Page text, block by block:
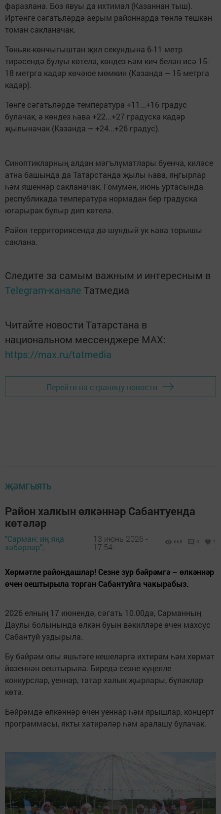
фаразлана. Боз явуы да ихтимал (Казаннан тыш).
Иртәнге сәгатьләрдә аерым районнарда төнлә төшкән
томан сакланачак.
Төньяк-көнчыгыштан җил секундына 6-11 метр
тирәсендә булуы көтелә, көндез һәм кич белән исә 15-
18 метрга кадәр көчәюе мөмкин (Казанда – 15 метрга
кадәр).
Төнге сәгатьләрдә температура +11...+16 градус
булачак, ә көндез һава +22...+27 градуска кадәр
җылыначак (Казанда – +24...+26 градус).
Синоптикларның алдан мәгълүматлары буенча, киләсе
атна башында да Татарстанда җылы һава, яңгырлар
һәм яшеннәр сакланачак. Гомумән, июнь уртасында
республикада температура нормадан бер градуска
югарырак булыр дип көтелә.
Район территориясендә дә шундый ук һава торышы
саклана.
Следите за самым важным и интересным в
Telegram-канале Татмедиа
Читайте новости Татарстана в
национальном мессенджере MАХ:
https://max.ru/tatmedia
Перейти на страницу новости
ҖӘМГЫЯТЬ
Район халкын өлкәннәр Сабантуенда
көтәләр
"Сарман: иң яңа
хәбәрләр",
13 июнь 2026 -
17:54
668 0 1
Хөрмәтле райондашлар! Сезне зур бәйрәмгә – өлкәннәр
өчен оештырыла торган Сабантуйга чакырабыз.
2026 елның 17 июнендә, сәгать 10.00дә, Сарманның
Даулы болынында өлкән буын вәкилләре өчен махсус
Сабантуй уздырыла.
Бу бәйрәм олы яшьтәге кешеләргә ихтирам һәм хөрмәт
йөзеннән оештырыла. Биредә сезне күңелле
конкурслар, уеннар, татар халык җырлары, бүләкләр
көтә.
Бәйрәмдә өлкәннәр өчен уеннар һәм ярышлар, концерт
программасы, якты хатирәләр һәм аралашу булачак.